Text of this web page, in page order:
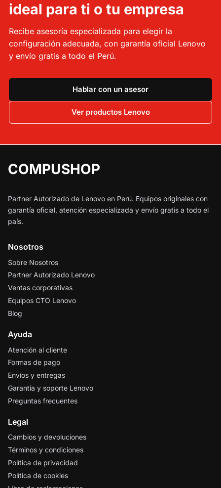
ideal para ti o tu empresa
Recibe asesoría especializada para elegir la
configuración adecuada, con garantía oficial Lenovo
y envío gratis a todo el Perú.
Hablar con un asesor
Ver productos Lenovo
COMPUSHOP
Partner Autorizado de Lenovo en Perú. Equipos originales con
garantía oficial, atención especializada y envío gratis a todo el
país.
Nosotros
Sobre Nosotros
Partner Autorizado Lenovo
Ventas corporativas
Equipos CTO Lenovo
Blog
Ayuda
Atención al cliente
Formas de pago
Envíos y entregas
Garantía y soporte Lenovo
Preguntas frecuentes
Legal
Cambios y devoluciones
Términos y condiciones
Política de privacidad
Política de cookies